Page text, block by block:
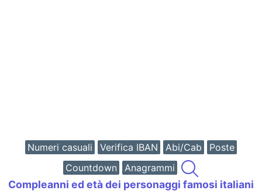
Numeri casuali Verifica IBAN Abi/Cab
Poste
Countdown
Anagrammi
Compleanni ed età dei personaggi famosi italiani